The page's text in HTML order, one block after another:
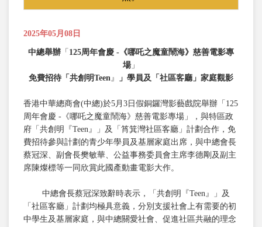
2025年05月08日
中總舉辦 「 125周年會慶 - 《哪吒之魔童鬧海》慈善電影專
場」
免費招待「共創明Teen』 」學員及「社區客廳」家庭觀影
香港中華總商會(中總)於5月3日假銅鑼灣影藝戲院舉辦「125
周年會慶 -《哪吒之魔童鬧海》慈善電影專場」，與特區政
府「共創明『Teen』」及「筲箕灣社區客廳」計劃合作，免
費招待參與計劃的青少年學員及基層家庭出席，與中總會長
蔡冠深、副會長樊敏華、公益事務委員會主席李德剛及副主
席陳燦標等一同欣賞此國產動畫電影大作。
中總會長蔡冠深致辭時表示，「共創明『Teen』」及
「社區客廳」計劃均極具意義，分別支援社會上有需要的初
中學生及基層家庭，與中總關愛社會、促進社區共融的理念